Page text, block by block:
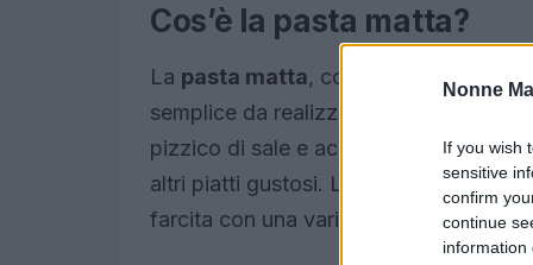
Nonne
If you wish
sensitive
confirm
continue
information
Cos’è la pasta matta?
La pasta matta, conosciuta anche
semplice da realizzare. Gli ingredienti
pizzico di sale e acqua. Questo
altri piatti gustosi. La sua consistenza
farcita con una varietà di ingredienti,